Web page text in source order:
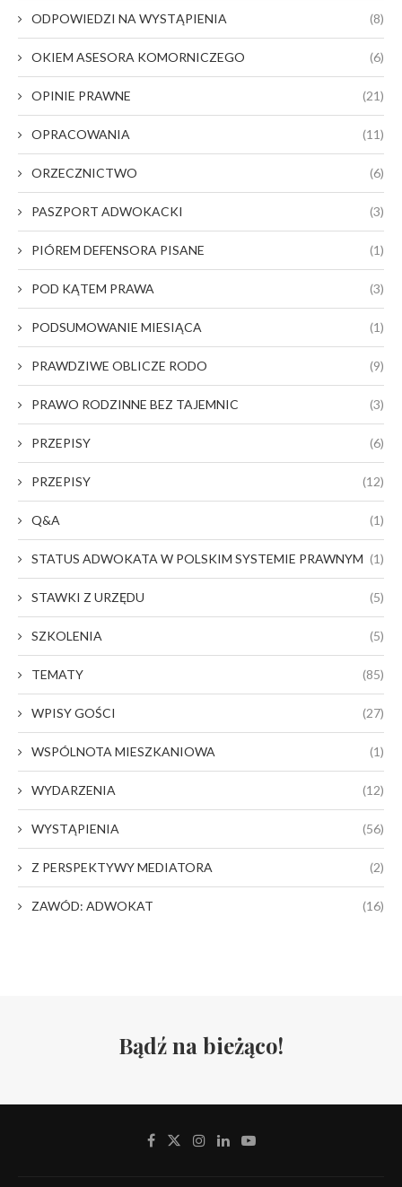
ODPOWIEDZI NA WYSTĄPIENIA (8)
OKIEM ASESORA KOMORNICZEGO (6)
OPINIE PRAWNE (21)
OPRACOWANIA (11)
ORZECZNICTWO (6)
PASZPORT ADWOKACKI (3)
PIÓREM DEFENSORA PISANE (1)
POD KĄTEM PRAWA (3)
PODSUMOWANIE MIESIĄCA (1)
PRAWDZIWE OBLICZE RODO (9)
PRAWO RODZINNE BEZ TAJEMNIC (3)
PRZEPISY (6)
PRZEPISY (12)
Q&A (1)
STATUS ADWOKATA W POLSKIM SYSTEMIE PRAWNYM (1)
STAWKI Z URZĘDU (5)
SZKOLENIA (5)
TEMATY (85)
WPISY GOŚCI (27)
WSPÓLNOTA MIESZKANIOWA (1)
WYDARZENIA (12)
WYSTĄPIENIA (56)
Z PERSPEKTYWY MEDIATORA (2)
ZAWÓD: ADWOKAT (16)
Bądź na bieżąco!